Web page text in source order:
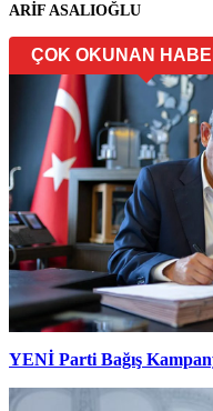
ARİF ASALIOĞLU
ÇOK OKUNAN
YENİ Parti Bağış